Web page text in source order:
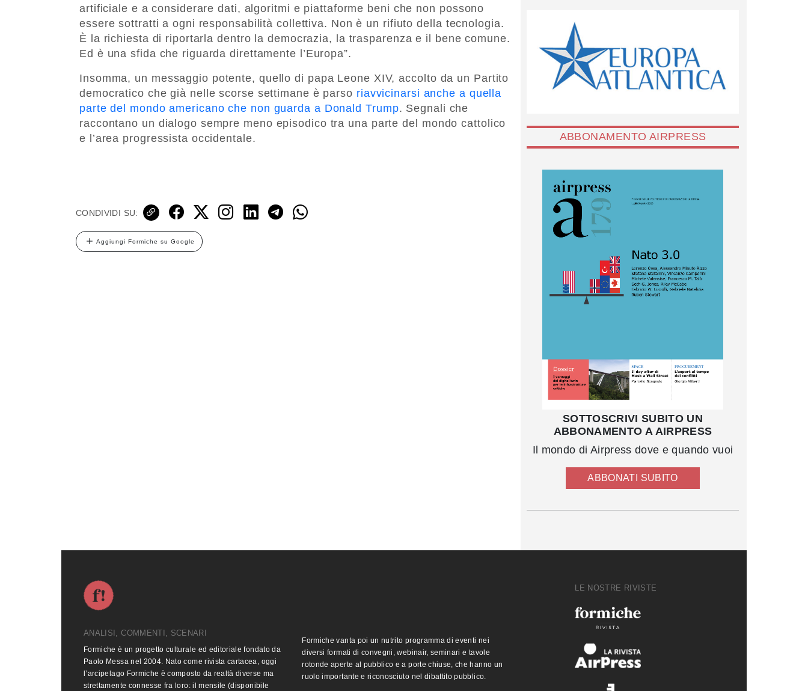
artificiale e a considerare dati, algoritmi e piattaforme beni che non possono
essere sottratti a ogni responsabilità collettiva. Non è un rifiuto della tecnologia.
È la richiesta di riportarla dentro la democrazia, la trasparenza e il bene comune.
Ed è una sfida che riguarda direttamente l’Europa”.
Insomma, un messaggio potente, quello di papa Leone XIV, accolto da un Partito
democratico che già nelle scorse settimane è parso riavvicinarsi anche a quella
parte del mondo americano che non guarda a Donald Trump. Segnali che
raccontano un dialogo sempre meno episodico tra una parte del mondo cattolico
e l’area progressista occidentale.
CONDIVIDI SU:
Aggiungi Formiche su Google
ABBONAMENTO AIRPRESS
SOTTOSCRIVI SUBITO UN
ABBONAMENTO A AIRPRESS
Il mondo di Airpress dove e quando vuoi
ABBONATI SUBITO
ANALISI, COMMENTI, SCENARI
Formiche è un progetto culturale ed editoriale fondato da
Paolo Messa nel 2004. Nato come rivista cartacea, oggi
l’arcipelago Formiche è composto da realtà diverse ma
strettamente connesse fra loro: il mensile (disponibile
Formiche vanta poi un nutrito programma di eventi nei
diversi formati di convegni, webinair, seminari e tavole
rotonde aperte al pubblico e a porte chiuse, che hanno un
ruolo importante e riconosciuto nel dibattito pubblico.
LE NOSTRE RIVISTE